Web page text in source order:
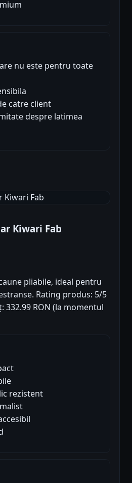
nu este pentru toate
catre client
despre latimea
Kiwari Fab
pliabile, ideal pentru
Rating produs: 5/5
332.99 RON (la momentul
rezistent